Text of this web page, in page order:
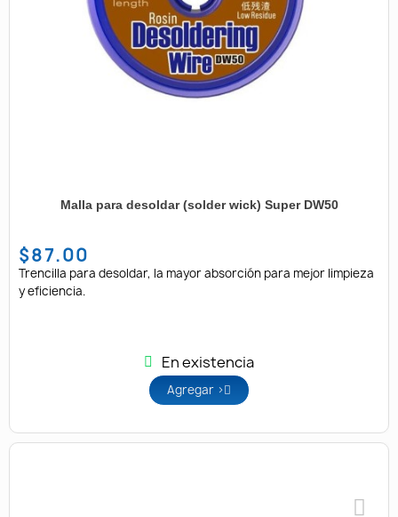
Agregar >
Malla para desoldar (solder wick) Super DW50
$87.00
Trencilla para desoldar, la mayor absorción para mejor limpieza
y eficiencia.
En existencia